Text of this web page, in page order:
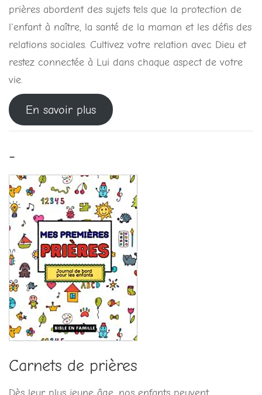
prières abordent des sujets tels que la protection de
l'enfant à naître, la santé de la maman et les défis des
relations sociales. Cultivez votre relation avec Dieu et
restez connectée à Lui dans chaque aspect de votre
vie.
En savoir plus
-
Carnets de prières